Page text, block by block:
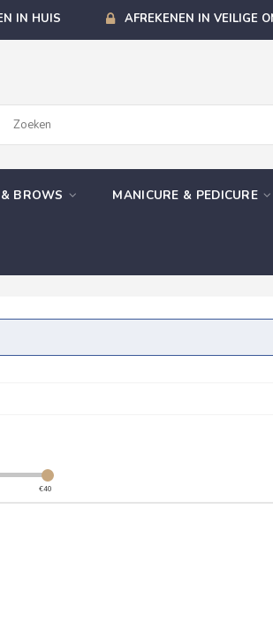
IN HUIS AFREKENEN IN VEILIGE
BROWS MANICURE & PEDICURE
€40